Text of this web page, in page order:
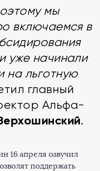
мы
включаемся в
уже начинали
на льготную
главный
Альфа-
.
16 апреля озвучил
поддержать